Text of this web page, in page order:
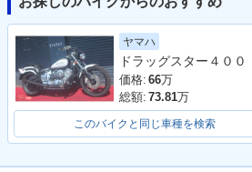
1997年 STEED 400
VSE・カラーチェン
1997年 STEED 400
VLX・カラーチェン
ジ
ヤマハ
ドラッグスター４００
価格: 66万
総額: 73.81万
このバイクと同じ車種を検索